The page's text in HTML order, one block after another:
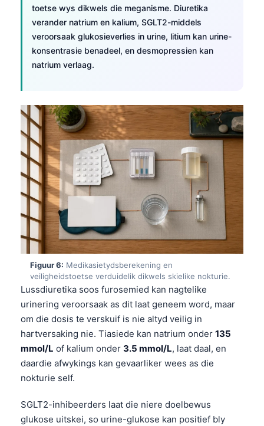
toetse wys dikwels die meganisme. Diuretika
verander natrium en kalium, SGLT2-middels
veroorsaak glukosieverlies in urine, litium kan urine-
konsentrasie benadeel, en desmopressien kan
natrium verlaag.
Figuur 6: Medikasietydsberekening en
veiligheidstoetse verduidelik dikwels skielike nokturie.
Lussdiuretika soos furosemied kan nagtelike
urinering veroorsaak as dit laat geneem word, maar
om die dosis te verskuif is nie altyd veilig in
hartversaking nie. Tiasiede kan natrium onder 135
mmol/L of kalium onder 3.5 mmol/L, laat daal, en
daardie afwykings kan gevaarliker wees as die
nokturie self.
SGLT2-inhibeerders laat die niere doelbewus
glukose uitskei, so urine-glukose kan positief bly
Magyar
বাংলা
اردو
मराठी
తెలుగు
தமிழ்
ગુજરાતી
ಕನ್ನಡ
മലയാളം
Bahasa Melayu
Tiếng Việt
Tagalog
ไทย
ဗမာစာ
ភាសាខ្មែរ
Kiswahili
Українська
O‘zbekcha
Català
Қазақ тілі